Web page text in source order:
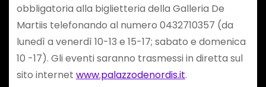
obbligatoria alla biglietteria della Galleria De
Martiis telefonando al numero 0432710357 (da
lunedì a venerdì 10-13 e 15-17; sabato e domenica
10 -17). Gli eventi saranno trasmessi in diretta sul
sito internet www.palazzodenordis.it.